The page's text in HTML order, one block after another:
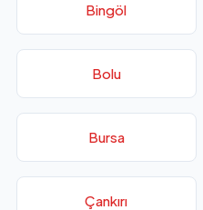
Bingöl
Bolu
Bursa
Çankırı